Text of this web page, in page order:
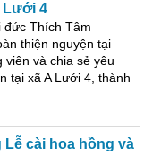
Lưới 4
đức Thích Tâm
thiện nguyện tại
viên và chia sẻ yêu
tại xã A Lưới 4, thành
cài hoa hồng và